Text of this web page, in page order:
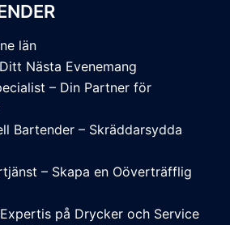
län
Nästa Evenemang
– Din Partner för
Bartender – Skräddarsydda
– Skapa en Oöverträfflig
på Drycker och Service